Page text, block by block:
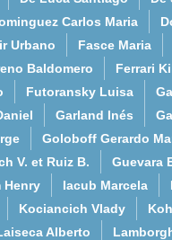
Carlos Maria
Urbano
Fasce Maria
Baldomero
Ferrari
Futoransky Luisa
Garland Inés
Goloboff Gerardo
V. et Ruiz B.
Guevara
Henry
Iacub Marcela
Kociancich Vlady
Alberto